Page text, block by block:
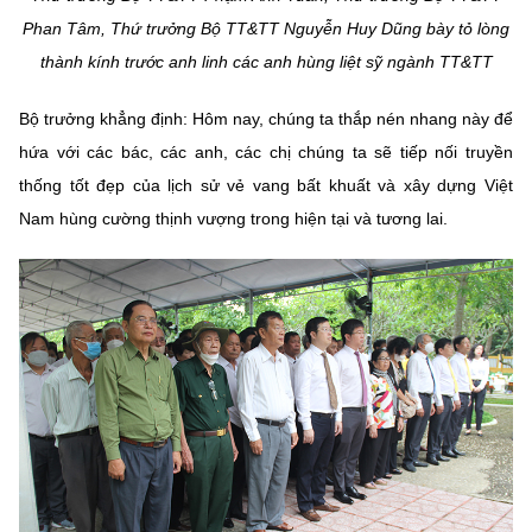
Phan Tâm, Thứ trưởng Bộ TT&TT Nguyễn Huy Dũng bày tỏ lòng
thành kính trước anh linh các anh hùng liệt sỹ ngành TT&TT
Bộ trưởng khẳng định: Hôm nay, chúng ta thắp nén nhang này để
hứa với các bác, các anh, các chị chúng ta sẽ tiếp nối truyền
thống tốt đẹp của lịch sử vẻ vang bất khuất và xây dựng Việt
Nam hùng cường thịnh vượng trong hiện tại và tương lai.